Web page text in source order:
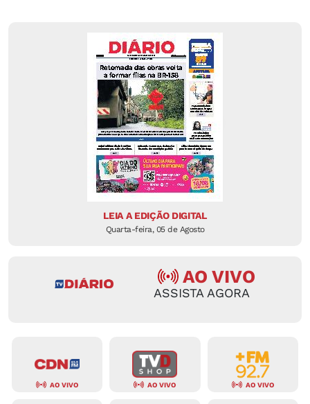
LEIA A EDIÇÃO DIGITAL
Quarta-feira, 05 de Agosto
AO VIVO
ASSISTA AGORA
AO VIVO AO VIVO AO VIVO